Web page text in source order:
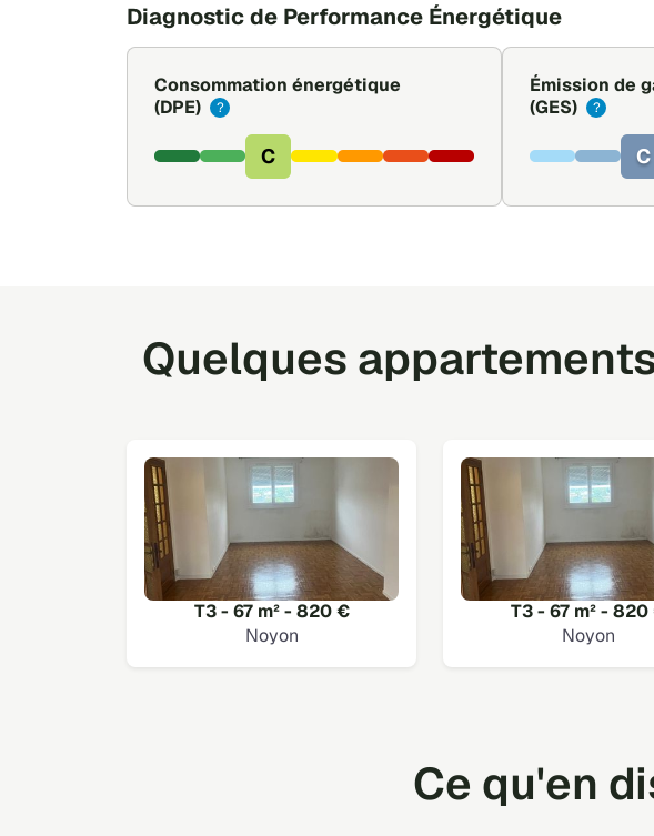
Diagnostic de Performance Énergétique
Consommation énergétique
(DPE)
?
C
Émission de
(GES)
?
C
Quelques
T3 - 67 m² - 820 €
Noyon
T3 - 67 m² - 820
Noyon
Ce qu'en